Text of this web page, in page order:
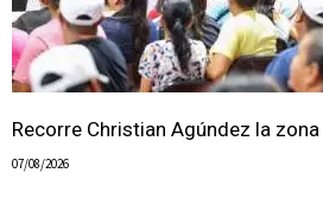
Recorre Christian Agúndez la
07/08/2026